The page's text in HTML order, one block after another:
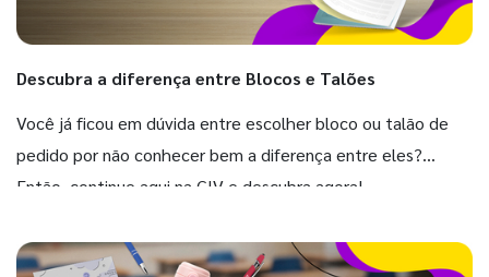
Descubra a diferença entre Blocos e Talões
Você já ficou em dúvida entre escolher bloco ou talão de
pedido por não conhecer bem a diferença entre eles?
Então, continue aqui na GIV e descubra agora!